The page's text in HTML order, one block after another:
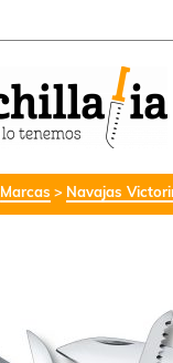
Marcas Navajas